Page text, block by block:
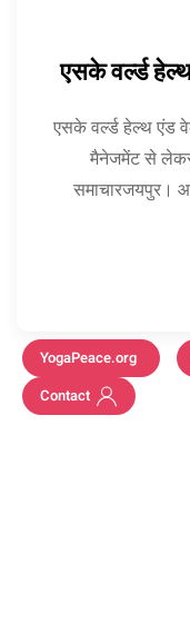
एसके वर्ल्ड
एसके वर्ल्ड हेल्थ
मैनेजमेंट से लेकर
समाचारजयपुर।
YogaPeace.org
Contact